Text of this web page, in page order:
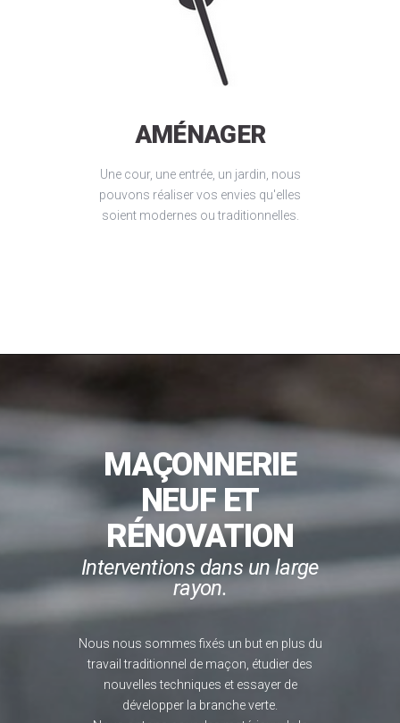
AMÉNAGER
Une cour, une entrée, un jardin, nous
pouvons réaliser vos envies qu'elles
soient modernes ou traditionnelles.
MAÇONNERIE
NEUF ET
RÉNOVATION
Interventions dans un large
rayon.
Nous nous sommes fixés un but en plus du
travail traditionnel de maçon, étudier des
nouvelles techniques et essayer de
développer la branche verte.